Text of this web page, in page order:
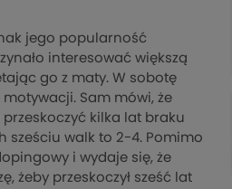
jego popularność
interesować większą
go z maty. W sobotę
Sam mówi, że
kilka lat braku
sześciu walk to 2-4. Pomimo
i wydaje się, że
żeby przeskoczył sześć lat